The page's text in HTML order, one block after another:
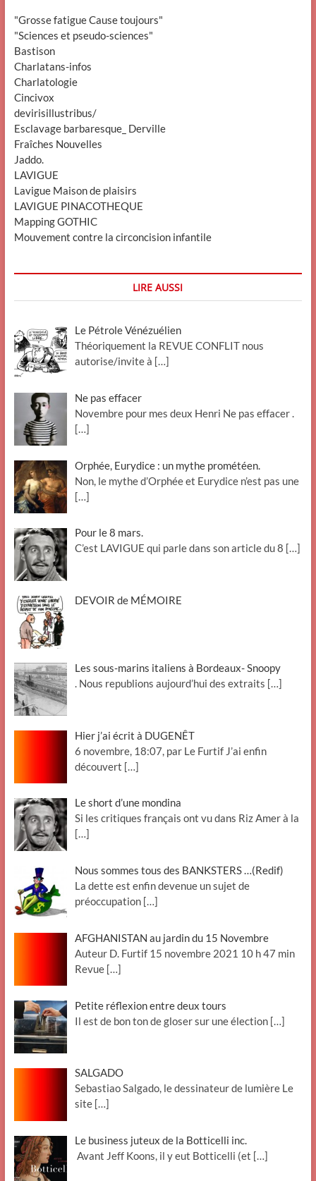
"Grosse fatigue Cause toujours"
"Sciences et pseudo-sciences"
Bastison
Charlatans-infos
Charlatologie
Cincivox
devirisillustribus/
Esclavage barbaresque_ Derville
Fraîches Nouvelles
Jaddo.
LAVIGUE
Lavigue Maison de plaisirs
LAVIGUE PINACOTHEQUE
Mapping GOTHIC
Mouvement contre la circoncision infantile
LIRE AUSSI
Le Pétrole Vénézuélien
Théoriquement la REVUE CONFLIT nous
autorise/invite à […]
Ne pas effacer
Novembre pour mes deux Henri Ne pas effacer .
[…]
Orphée, Eurydice : un mythe prométéen.
Non, le mythe d’Orphée et Eurydice n’est pas une
[…]
Pour le 8 mars.
C’est LAVIGUE qui parle dans son article du 8 […]
DEVOIR de MÉMOIRE
Les sous-marins italiens à Bordeaux- Snoopy
. Nous republions aujourd’hui des extraits […]
Hier j’ai écrit à DUGENÊT
6 novembre, 18:07, par Le Furtif J’ai enfin
découvert […]
Le short d’une mondina
Si les critiques français ont vu dans Riz Amer à la
[…]
Nous sommes tous des BANKSTERS …(Redif)
La dette est enfin devenue un sujet de
préoccupation […]
AFGHANISTAN au jardin du 15 Novembre
Auteur D. Furtif 15 novembre 2021 10 h 47 min
Revue […]
Petite réflexion entre deux tours
Il est de bon ton de gloser sur une élection […]
SALGADO
Sebastiao Salgado, le dessinateur de lumière Le
site […]
Le business juteux de la Botticelli inc.
Avant Jeff Koons, il y eut Botticelli (et […]